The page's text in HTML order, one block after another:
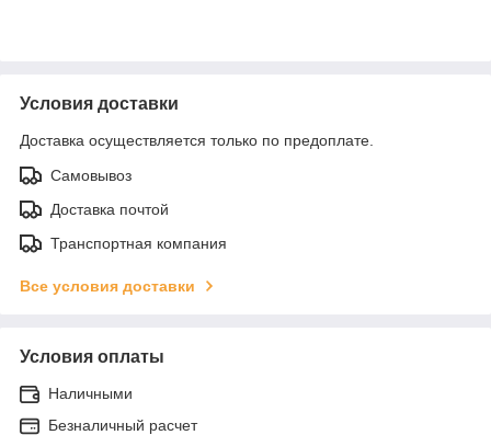
Условия доставки
Доставка осуществляется только по предоплате.
Самовывоз
Доставка почтой
Транспортная компания
Все условия доставки
Условия оплаты
Наличными
Безналичный расчет